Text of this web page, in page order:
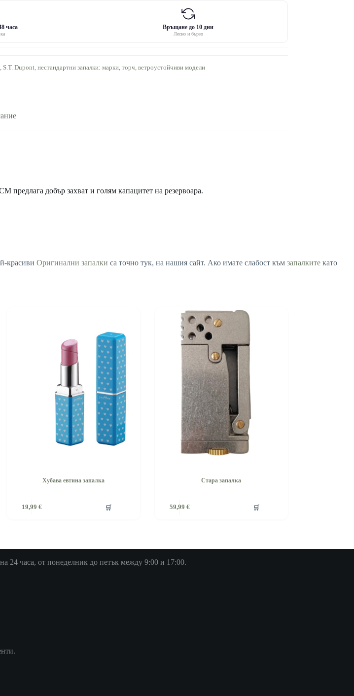
часа Връщане до 10 дни
Лесно и бързо
S.T. Dupont нестандартни запалки: марки, торч, ветроустойчиви модели
предлага добър захват и голям капацитет на резервоара.
красиви Оригинални запалки са точно тук, на нашия сайт. Ако имате слабост към запалките като
Хубава евтина запалка
19,99 € 🛒
Стара запалка
59,99 € 🛒
24 часа, от понеделник до петък между 9:00 и 17:00.